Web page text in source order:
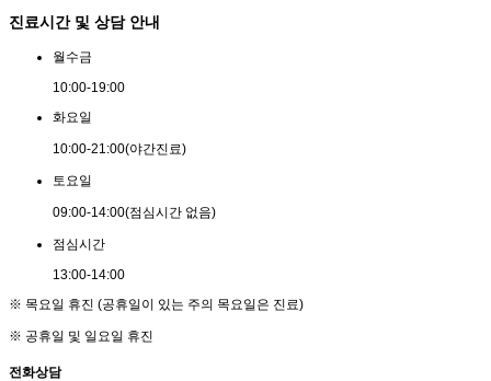
진료시간 및 상담 안내
월 수금
10:00-19:00
화요일
10:00-21:00(야간진료)
토요일
09:00-14:00(점심시간 없음)
점심시 간
13:00-14:00
※ 목요일 휴진 (공휴일이 있는 주의 목요일은 진료)
※ 공휴일 및 일요일 휴진
전화상담